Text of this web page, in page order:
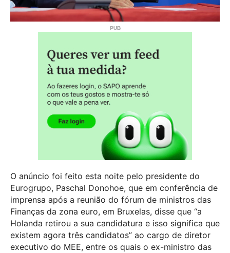
O anúncio foi feito esta noite pelo presidente do
Eurogrupo, Paschal Donohoe, que em conferência de
imprensa após a reunião do fórum de ministros das
Finanças da zona euro, em Bruxelas, disse que “a
Holanda retirou a sua candidatura e isso significa que
existem agora três candidatos” ao cargo de diretor
executivo do MEE, entre os quais o ex-ministro das